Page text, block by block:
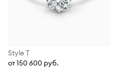
Style T
от 150 600 руб.